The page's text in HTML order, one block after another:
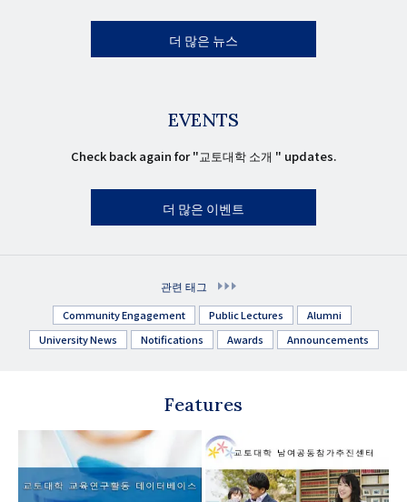
더 많은 뉴스
EVENTS
Check back again for "교토대학 소개 " updates.
더 많은 이벤트
관련 태그
Community Engagement Public Lectures
Alumni
University News
Notifications Awards Announcements
Features